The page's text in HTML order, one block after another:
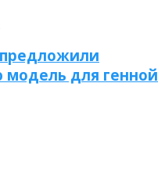
модель для генной